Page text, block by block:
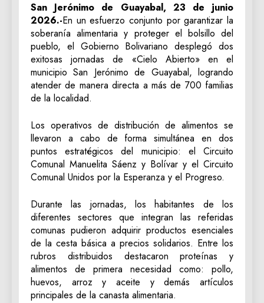
San Jerónimo de Guayabal, 23 de junio
2026.-En un esfuerzo conjunto por garantizar la
soberanía alimentaria y proteger el bolsillo del
pueblo, el Gobierno Bolivariano desplegó dos
exitosas jornadas de «Cielo Abierto» en el
municipio San Jerónimo de Guayabal, logrando
atender de manera directa a más de 700 familias
de la localidad.
Los operativos de distribución de alimentos se
llevaron a cabo de forma simultánea en dos
puntos estratégicos del municipio: el Circuito
Comunal Manuelita Sáenz y Bolívar y el Circuito
Comunal Unidos por la Esperanza y el Progreso.
Durante las jornadas, los habitantes de los
diferentes sectores que integran las referidas
comunas pudieron adquirir productos esenciales
de la cesta básica a precios solidarios. Entre los
rubros distribuidos destacaron proteínas y
alimentos de primera necesidad como: pollo,
huevos, arroz y aceite y demás artículos
principales de la canasta alimentaria.